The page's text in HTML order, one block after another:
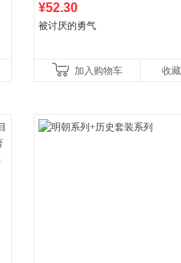
¥52.30
被讨厌的勇气
加入购物车 收藏